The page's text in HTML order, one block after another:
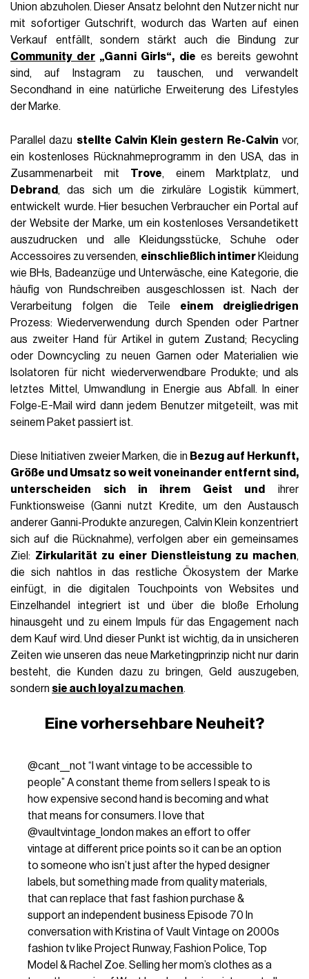
Union abzuholen. Dieser Ansatz belohnt den Nutzer nicht nur
mit sofortiger Gutschrift, wodurch das Warten auf einen
Verkauf entfällt, sondern stärkt auch die Bindung zur
Community der „Ganni Girls“, die es bereits gewohnt
sind, auf Instagram zu tauschen, und verwandelt
Secondhand in eine natürliche Erweiterung des Lifestyles
der Marke.
Parallel dazu stellte Calvin Klein gestern Re-Calvin vor,
ein kostenloses Rücknahmeprogramm in den USA, das in
Zusammenarbeit mit Trove, einem Marktplatz, und
Debrand , das sich um die zirkuläre Logistik kümmert,
entwickelt wurde. Hier besuchen Verbraucher ein Portal auf
der Website der Marke, um ein kostenloses Versandetikett
auszudrucken und alle Kleidungsstücke, Schuhe oder
Accessoires zu versenden, einschließlich intimerKleidung
wie BHs, Badeanzüge und Unterwäsche, eine Kategorie, die
häufig von Rundschreiben ausgeschlossen ist. Nach der
Verarbeitung folgen die Teile einem dreigliedrigen
Prozess: Wiederverwendung durch Spenden oder Partner
aus zweiter Hand für Artikel in gutem Zustand; Recycling
oder Downcycling zu neuen Garnen oder Materialien wie
Isolatoren für nicht wiederverwendbare Produkte; und als
letztes Mittel, Umwandlung in Energie aus Abfall. In einer
Folge-E-Mail wird dann jedem Benutzer mitgeteilt, was mit
seinem Paket passiert ist.
Diese Initiativen zweier Marken, die in Bezug auf Herkunft,
Größe und Umsatz so weit voneinander entfernt sind,
unterscheiden sich in ihrem Geist und
ihrer
Funktionsweise (Ganni nutzt Kredite, um den Austausch
anderer Ganni-Produkte anzuregen, Calvin Klein konzentriert
sich auf die Rücknahme), verfolgen aber ein gemeinsames
Ziel: Zirkularität zu einer Dienstleistung zu machen,
die sich nahtlos in das restliche Ökosystem der Marke
einfügt, in die digitalen Touchpoints von Websites und
Einzelhandel integriert ist und über die bloße Erholung
hinausgeht und zu einem Impuls für das Engagement nach
dem Kauf wird. Und dieser Punkt ist wichtig, da in unsicheren
Zeiten wie unseren das neue Marketingprinzip nicht nur darin
besteht, die Kunden dazu zu bringen, Geld auszugeben,
sondern sie auch loyal zu machen.
Eine vorhersehbare Neuheit?
@cant__not “I want vintage to be accessible to
people” A constant theme from sellers I speak to is
how expensive second hand is becoming and what
that means for consumers. I love that
@vaultvintage_london makes an effort to offer
vintage at different price points so it can be an option
to someone who isn’t just after the hyped designer
labels, but something made from quality materials,
that can replace that fast fashion purchase &
support an independent business Episode 70 In
conversation with Kristina of Vault Vintage on 2000s
fashion tv like Project Runway, Fashion Police, Top
Model & Rachel Zoe. Selling her mom’s clothes as a